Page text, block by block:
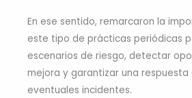
En ese sentido, remarcaron la
este tipo de prácticas periódicas
escenarios de riesgo, detectar
mejora y garantizar una
eventuales incidentes.